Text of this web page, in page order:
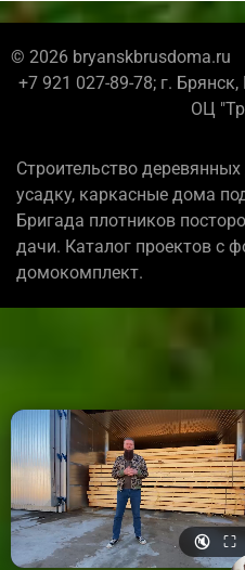
© 2026 bryanskbrusdoma.ru
+7 921 027-89-78; г.
ОЦ
Строительство
усадку, каркасные дома
Бригада плотников
дачи. Каталог проектов с
домокомплект.
🔇 ⛶